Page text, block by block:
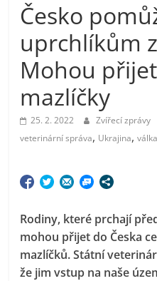
Česko
uprchlíkům
Mohou
mazlíčky
25. 2. 2022 Zvířecí zprávy
veterinární správa, Ukrajina,válka
Rodiny, které prchají
mohou přijet do Česka
mazlíčků. Státní
že jim vstup na naše